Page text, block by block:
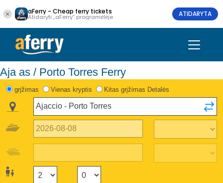
aFerry - Cheap ferry tickets
Atidaryti „aFerry“ programėlėje ATIDARYTA
Aja as / Porto Torres Ferry
grįžimas Vienas kryptis Kitas grįžimas Detalės